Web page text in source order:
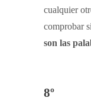
cualquier
comprobar
son las
8º